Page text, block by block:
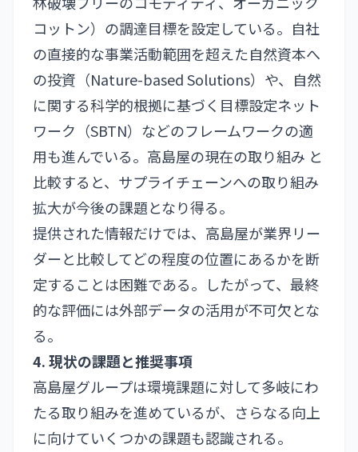
コットン）の調達目標を設定している。自社
の直接的な事業活動範囲を超えた自然資本へ
の投資（Nature-based Solutions）や、自然
に関する科学的根拠に基づく目標設定ネット
ワーク（SBTN）などのフレームワークの適
用も進んでいる。高島屋の現在の取り組み と
比較すると、サプライチェーンへの取り組み
拡大が今後の課題となり得る。
提供された情報だけでは、高島屋が業界リー
ダーと比較してどの程度の位置にあるかを断
定することは困難である。したがって、最終
的な評価には外部データの活用が不可欠とな
る。
4. 現状の課題と推奨事項
高島屋グループは環境課題に対して多岐にわ
たる取り組みを進めているが、さらなる向上
に向けていくつかの課題も認識される。